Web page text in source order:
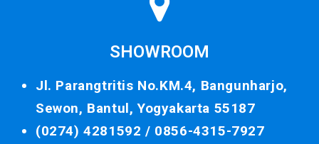
SHOWROOM
Jl. Parangtritis No.KM.4, Bangunharjo,
Sewon, Bantul, Yogyakarta 55187
(0274) 4281592 / 0856-4315-7927